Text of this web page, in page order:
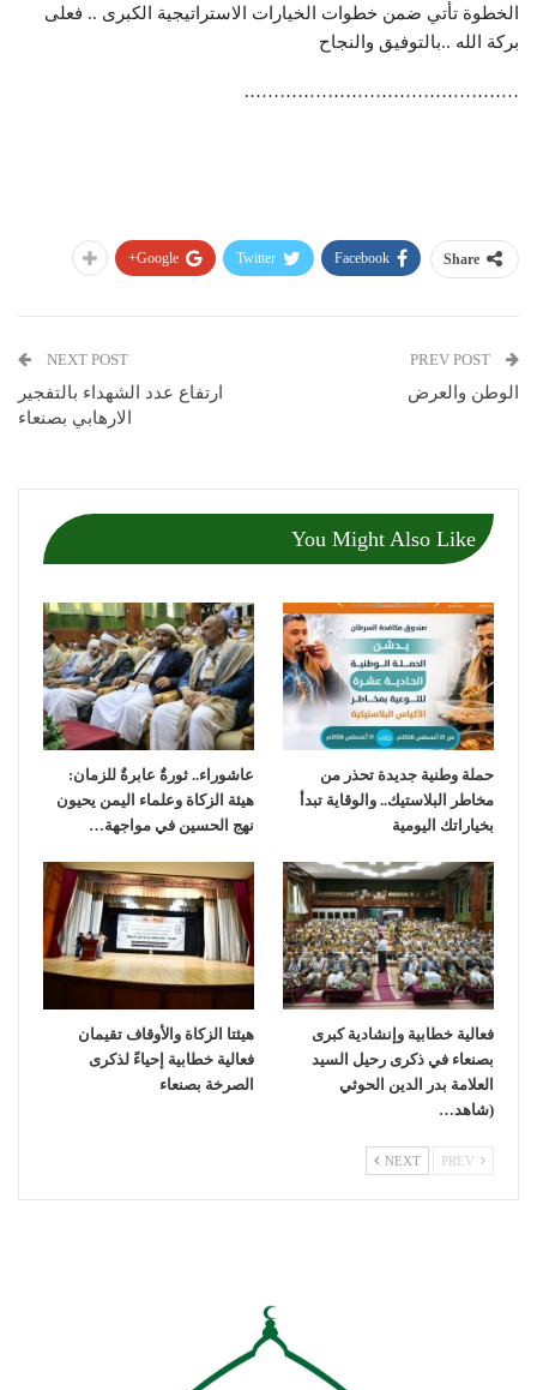
الخطوة تأتي ضمن خطوات الخيارات الاستراتيجية الكبرى .. فعلى
بركة الله ..بالتوفيق والنجاح
……………………………………….
Share
Facebook
Twitter
Google+
الوطن والعرض
NEXT POST
ارتفاع عدد الشهداء بالتفجير
الارهابي بصنعاء
You Might Also Like
حملة وطنية جديدة تحذر من
مخاطر البلاستيك.. والوقاية تبدأ
بخياراتك اليومية
عاشوراء.. ثورةٌ عابرةٌ للزمان:
هيئة الزكاة وعلماء اليمن يحيون
نهج الحسين في مواجهة…
فعالية خطابية وإنشادية كبرى
بصنعاء في ذكرى رحيل السيد
العلامة بدر الدين الحوثي
(شاهد…
هيئتا الزكاة والأوقاف تقيمان
فعالية خطابية إحياءً لذكرى
الصرخة بصنعاء
NEXT